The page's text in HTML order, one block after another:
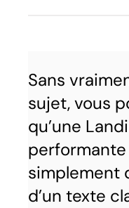
Sans
sujet, vous
qu’une
simplement
d’un texte